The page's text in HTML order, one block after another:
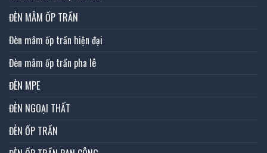
ĐÈN MÂM ỐP TRẦN
Đèn mâm ốp trần hiện đại
Đèn mâm ốp trần pha lê
ĐÈN MPE
ĐÈN NGOẠI THẤT
ĐÈN ỐP TRẦN